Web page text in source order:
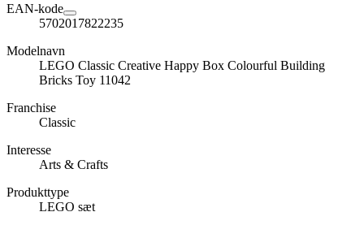
EAN-kode
5702017822235
Modelnavn
LEGO Classic Creative Happy Box Colourful Building
Bricks Toy 11042
Franchise
Classic
Interesse
Arts & Crafts
Produkttype
LEGO sæt